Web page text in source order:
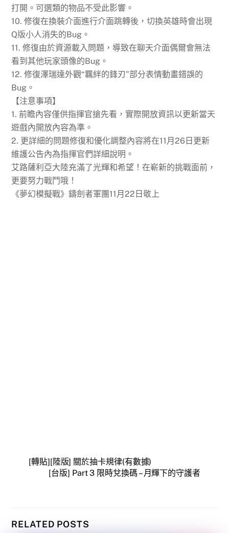
打開。可選類的物品不受此影響。
10. 修復在換裝介面進行介面跳轉後，切換英雄時會出現
Q版小人消失的Bug。
11. 修復由於資源載入問題，導致在聊天介面偶爾會無法
看到其他玩家頭像的Bug。
12. 修復澤瑞達外觀“羈絆的鋒刃”部分表情動畫錯誤的
Bug。
【注意事項】
1. 前瞻內容僅供指揮官搶先看，實際開放資訊以更新當天
遊戲內開放內容為準。
2. 更詳細的問題修復和優化調整內容將在11月26日更新
維護公告內為指揮官們詳細說明。
艾路薩利亞大陸充滿了光輝和希望！在嶄新的挑戰面前，
更要努力戰鬥哦！
《夢幻模擬戰》鑄劍者軍團11月22日敬上
[轉貼][陸版] 關於抽卡規律(有數據)
[台版] Part 3 限時兌換碼 – 月輝下的守護者
RELATED POSTS